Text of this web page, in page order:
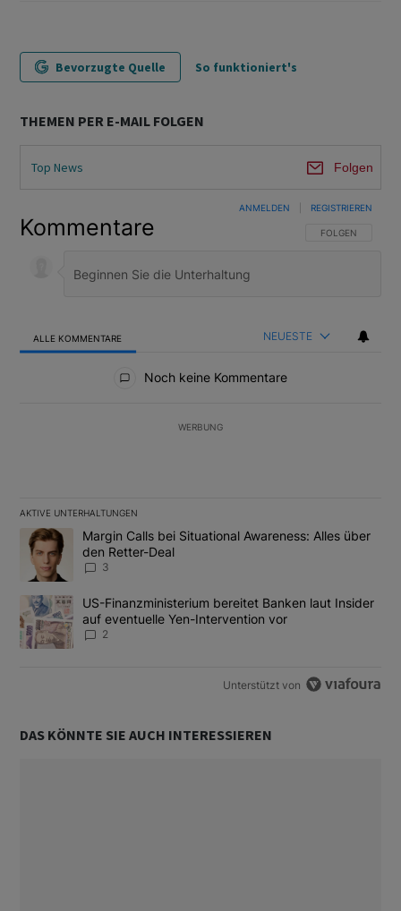
Bevorzugte Quelle So funktioniert's
THEMEN PER E-MAIL FOLGEN
Top News Folgen
Kommentare FOLGE DIESER
FOLGEN
ANMELDEN REGISTRIEREN
ALLE KOMMENTARE NEUESTE
Noch keine Kommentare
WERBUNG
AKTIVE UNTERHALTUNGEN
Das Folgende ist eine Liste der am meisten kommentierten
Ein Trendartikel mit dem Titel "Margin Calls bei Situational
Margin Calls bei Situational Awareness: Alles über
den Retter-Deal
3
Ein Trendartikel mit dem Titel "US-Finanzministerium bereitet
US-Finanzministerium bereitet Banken laut Insider
auf eventuelle Yen-Intervention vor
2
Unterstützt von
DAS KÖNNTE SIE AUCH INTERESSIEREN